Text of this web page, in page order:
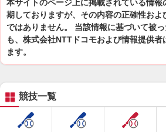
本サイトのページ上に掲載されている情
期しておりますが、その内容の正確性お
ではありません。 当該情報に基づいて被
も、株式会社NTTドコモおよび情報提供
ます。
競技一覧